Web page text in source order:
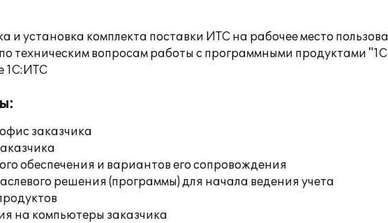
и установка комплекта поставки ИТС на рабочее место
техническим вопросам работы с программными продуктами
1С:ИТС
заказчика
обеспечения и вариантов его сопровождения
решения (программы) для начала ведения учета
на компьютеры заказчика